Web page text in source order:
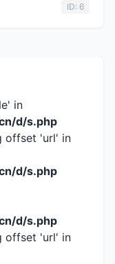
ID: 6
in
d/s.php
offset 'url' in
d/s.php
d/s.php
offset 'url' in